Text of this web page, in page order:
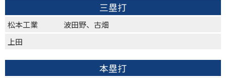
三塁打
松本工業
波田野、古畑
上田
本塁打